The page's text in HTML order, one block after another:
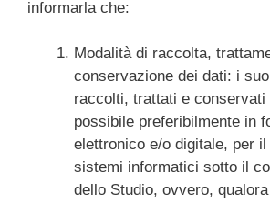
informarla che:
Modalità di raccolta,
conservazione dei dati: i
raccolti, trattati e conservati
possibile preferibilmente in
elettronico e/o digitale, per
sistemi informatici sotto il
dello Studio, ovvero,